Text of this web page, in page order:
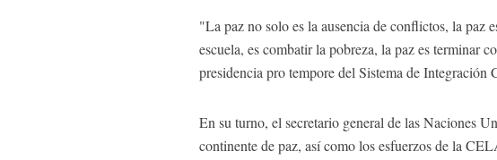
"La paz no solo es la ausencia de conflictos, la paz
escuela, es combatir la pobreza, la paz es terminar
presidencia pro tempore del Sistema de Integración
En su turno, el secretario general de las Naciones
continente de paz, así como los esfuerzos de la